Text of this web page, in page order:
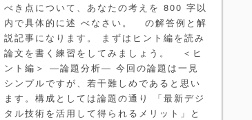
べき点について、あなたの考えを 800 字以
内で具体的に述 べなさい。 の解答例と解
説記事になります。 まずはヒント編を読み
論文を書く練習をしてみましょう。 ＜ヒ
ント編＞ ―論題分析― 今回の論題は一見
シンプルですが、若干難しめであると思い
ます。構成としては論題の通り 「最新デジ
タル技術を活用して得られるメリット」と